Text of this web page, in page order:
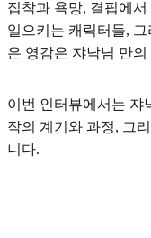
집착과 욕망, 결핍에
일으키는 캐릭터들,
은 영감은 쟈낙님 만
이번 인터뷰에서는 쟈
작의 계기와 과정, 그
니다.